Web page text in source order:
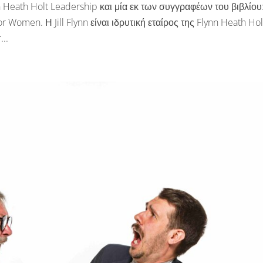
Holt Leadership και μία εκ των συγγραφέων του
Η Jill Flynn είναι ιδρυτική εταίρος της Flynn Heath